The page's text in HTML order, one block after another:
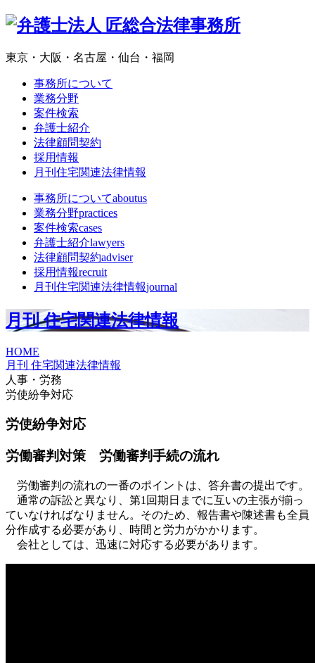
東京・大阪・名古屋・仙台・福岡
事務所について
業務分野
案件検索
弁護士紹介
法律顧問契約
採用情報
月刊住宅関連法律情報
事務所についてaboutus
業務分野practices
案件検索cases
弁護士紹介lawyers
法律顧問契約adviser
採用情報recruit
月刊住宅関連法律情報journal
月刊 住宅関連法律情報
HOME
月刊 住宅関連法律情報
人事・労務
労使紛争対応
労使紛争対応
労働審判対策 労働審判手続の流れ
労働審判の流れの一番のポイントは、答弁書の提出です。
通常の訴訟と異なり、第1回期日までに互いの主張が揃っ
ていなければなりません。そのため、報告書や陳述書も全員
分作成する必要があり、時間と労力がかかります。
会社としては、迅速に対応する必要があります。